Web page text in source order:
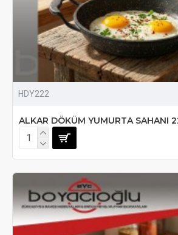
HDY222
ALKAR DÖKÜM YUMURTA SAHANI